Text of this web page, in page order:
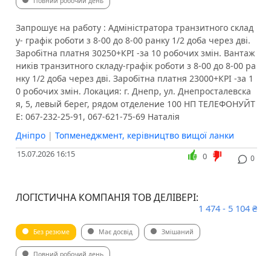
Запрошує на работу : Адміністратора транзитного склад
у- графік роботи з 8-00 до 8-00 ранку 1/2 доба через дві.
Заробітна платня 30250+КРІ -за 10 робочих змін. Вантаж
ників транзитного складу-графік роботи з 8-00 до 8-00 ра
нку 1/2 доба через дві. Заробітна платня 23000+КРІ -за 1
0 робочих змін. Локация: г. Днепр, ул. Днепросталевска
я, 5, левый берег, рядом отделение 100 НП ТЕЛЕФОНУЙТ
Е: 067-232-25-91, 067-621-75-69 Наталія
Дніпро | Топменеджмент, керівництво вищої ланки
15.07.2026 16:15 0
0
ЛОГІСТИЧНА КОМПАНІЯ ТОВ ДЕЛІВЕРІ:
1 474 - 5 104 ₴
Без резюме Має досвід Змішаний